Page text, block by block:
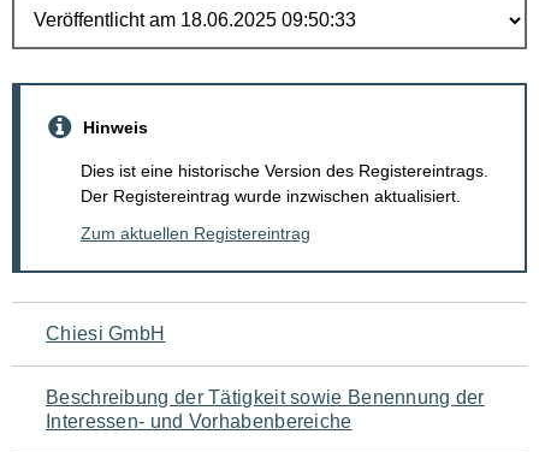
Hinweis
Dies ist eine historische Version des Registereintrags.
Der Registereintrag wurde inzwischen aktualisiert.
Zum aktuellen Registereintrag
Navigation
für
den
Chiesi GmbH
Beschreibung der Tätigkeit sowie Benennung der
Interessen- und Vorhabenbereiche